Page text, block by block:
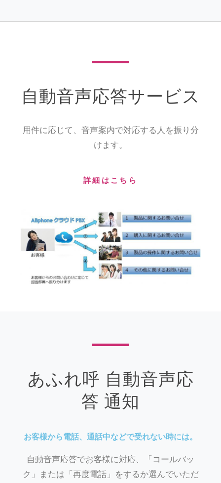
自動音声応答サービス
用件に応じて、音声案内で対応する人を振り分
けます。
詳細はこちら
あふれ呼 自動音声応
答 通知
お客様から電話、通話中などで受れない時には。
自動音声応答でお客様に対応、「コールバッ
ク」または「再度電話」をするか選んでいただ